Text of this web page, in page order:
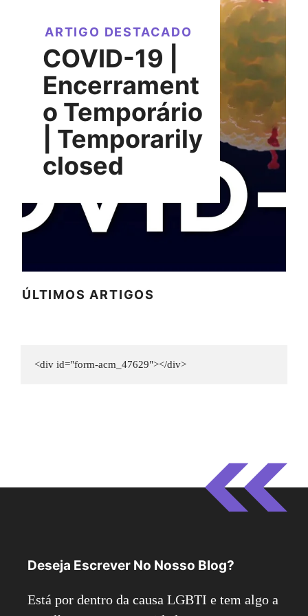
ARTIGO DESTACADO
COVID-19 |
Encerrament
o Temporário
| Temporarily
closed
ÚLTIMOS ARTIGOS
<div id="form-acm_47629"></div>
Deseja Escrever No Nosso Blog?
Está por dentro da causa LGBTI e tem algo a